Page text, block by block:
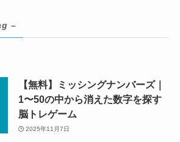
–
【無料】ミッシングナンバーズ｜
1〜50の中から消えた数字を探す
脳トレゲーム
2025年11月7日